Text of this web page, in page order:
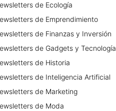
de Ecología
de Emprendimiento
de Finanzas y Inversión
de Gadgets y Tecnología
de Historia
de Inteligencia Artificial
de Marketing
de Moda